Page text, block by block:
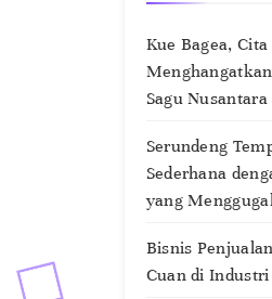
Kue Bagea,
Sagu Nusantara
Serundeng
Sederhana
yang
Bisnis
Cuan di